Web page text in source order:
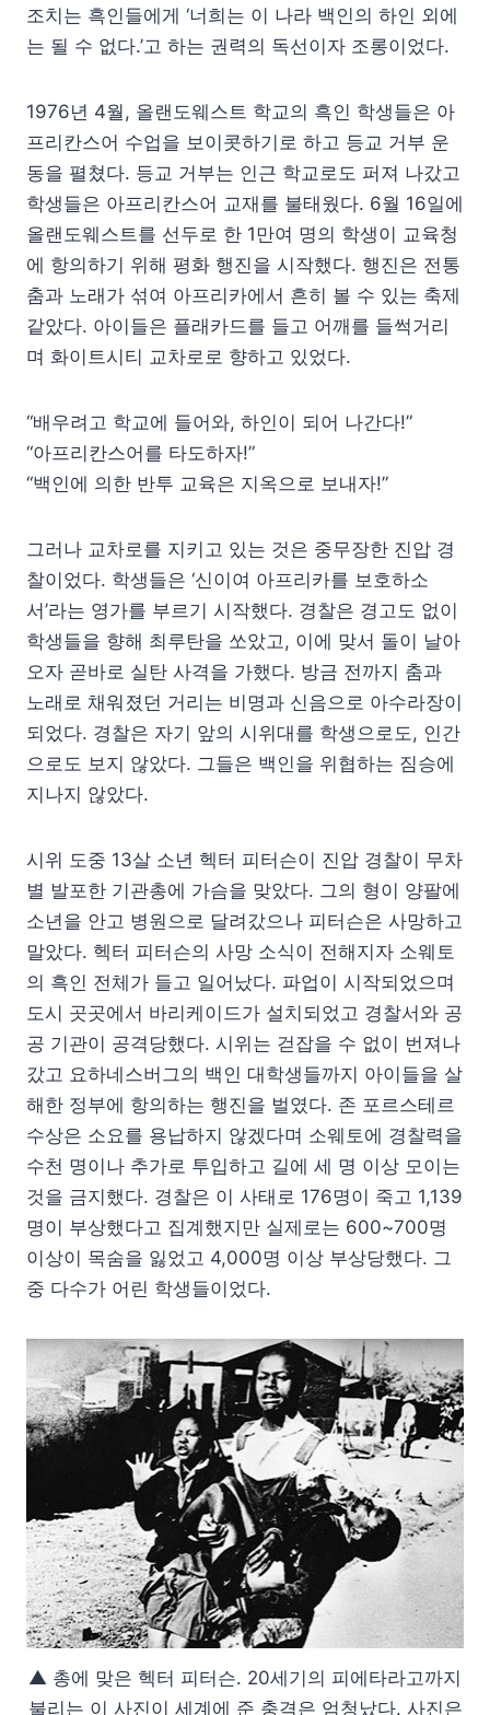
조치는 흑인들에게 ‘너희는 이 나라 백인의 하인 외에
는 될 수 없다.’고 하는 권력의 독선이자 조롱이었다.
1976년 4월, 올랜도웨스트 학교의 흑인 학생들은 아
프리칸스어 수업을 보이콧하기로 하고 등교 거부 운
동을 펼쳤다. 등교 거부는 인근 학교로도 퍼져 나갔고
학생들은 아프리칸스어 교재를 불태웠다. 6월 16일에
올랜도웨스트를 선두로 한 1만여 명의 학생이 교육청
에 항의하기 위해 평화 행진을 시작했다. 행진은 전통
춤과 노래가 섞여 아프리카에서 흔히 볼 수 있는 축제
같았다. 아이들은 플래카드를 들고 어깨를 들썩거리
며 화이트시티 교차로로 향하고 있었다.
“배우려고 학교에 들어와, 하인이 되어 나간다!”
“아프리칸스어를 타도하자!”
“백인에 의한 반투 교육은 지옥으로 보내자!”
그러나 교차로를 지키고 있는 것은 중무장한 진압 경
찰이었다. 학생들은 ‘신이여 아프리카를 보호하소
서’라는 영가를 부르기 시작했다. 경찰은 경고도 없이
학생들을 향해 최루탄을 쏘았고, 이에 맞서 돌이 날아
오자 곧바로 실탄 사격을 가했다. 방금 전까지 춤과
노래로 채워졌던 거리는 비명과 신음으로 아수라장이
되었다. 경찰은 자기 앞의 시위대를 학생으로도, 인간
으로도 보지 않았다. 그들은 백인을 위협하는 짐승에
지나지 않았다.
시위 도중 13살 소년 헥터 피터슨이 진압 경찰이 무차
별 발포한 기관총에 가슴을 맞았다. 그의 형이 양팔에
소년을 안고 병원으로 달려갔으나 피터슨은 사망하고
말았다. 헥터 피터슨의 사망 소식이 전해지자 소웨토
의 흑인 전체가 들고 일어났다. 파업이 시작되었으며
도시 곳곳에서 바리케이드가 설치되었고 경찰서와 공
공 기관이 공격당했다. 시위는 걷잡을 수 없이 번져나
갔고 요하네스버그의 백인 대학생들까지 아이들을 살
해한 정부에 항의하는 행진을 벌였다. 존 포르스테르
수상은 소요를 용납하지 않겠다며 소웨토에 경찰력을
수천 명이나 추가로 투입하고 길에 세 명 이상 모이는
것을 금지했다. 경찰은 이 사태로 176명이 죽고 1,139
명이 부상했다고 집계했지만 실제로는 600~700명
이상이 목숨을 잃었고 4,000명 이상 부상당했다. 그
중 다수가 어린 학생들이었다.
▲ 총에 맞은 헥터 피터슨. 20세기의 피에타라고까지
불리는 이 사진이 세계에 준 충격은 엄청났다. 사진은